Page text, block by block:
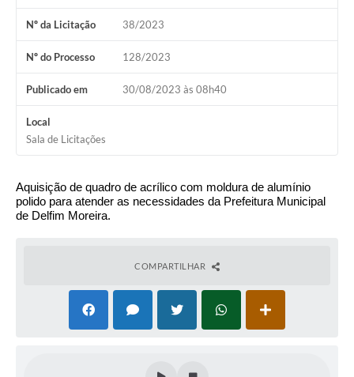
Meio Ambiente
Conheça Delfim Moreira
JORNADA DO PATRIMÔNIO
Contratos
Nº da Licitação 38/2023
Nº do Processo 128/2023
Publicado em 30/08/2023 às 08h40
Local
Sala de Licitações
Aquisição de quadro de acrílico com moldura de alumínio
polido para atender as necessidades da Prefeitura Municipal
de Delfim Moreira.
COMPARTILHAR